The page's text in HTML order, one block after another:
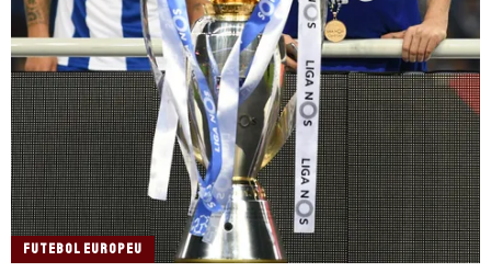
FUTEBOL EUROPEU